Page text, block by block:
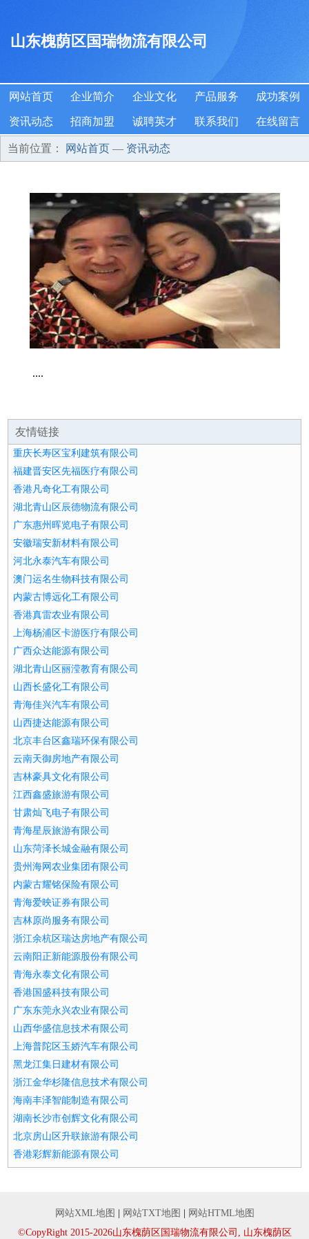
山东槐荫区国瑞物流有限公司
网站首页 企业简介 企业文化 产品服务 成功案例
资讯动态 招商加盟 诚聘英才 联系我们 在线留言
当前位置： 网站首页 — 资讯动态
....
友情链接
重庆长寿区宝利建筑有限公司
福建晋安区先福医疗有限公司
香港凡奇化工有限公司
湖北青山区辰德物流有限公司
广东惠州晖览电子有限公司
安徽瑞安新材料有限公司
河北永泰汽车有限公司
澳门运名生物科技有限公司
内蒙古博远化工有限公司
香港真雷农业有限公司
上海杨浦区卡游医疗有限公司
广西众达能源有限公司
湖北青山区丽滢教育有限公司
山西长盛化工有限公司
青海佳兴汽车有限公司
山西捷达能源有限公司
北京丰台区鑫瑞环保有限公司
云南天御房地产有限公司
吉林豪具文化有限公司
江西鑫盛旅游有限公司
甘肃灿飞电子有限公司
青海星辰旅游有限公司
山东菏泽长城金融有限公司
贵州海网农业集团有限公司
内蒙古耀铭保险有限公司
青海爱映证券有限公司
吉林原尚服务有限公司
浙江余杭区瑞达房地产有限公司
云南阳正新能源股份有限公司
青海永泰文化有限公司
香港国盛科技有限公司
广东东莞永兴农业有限公司
山西华盛信息技术有限公司
上海普陀区玉娇汽车有限公司
黑龙江集日建材有限公司
浙江金华杉隆信息技术有限公司
海南丰泽智能制造有限公司
湖南长沙市创辉文化有限公司
北京房山区升联旅游有限公司
香港彩辉新能源有限公司
网站XML地图 网站TXT地图
网站HTML地图
©CopyRight 2015-2026山东槐荫区国瑞物流有限公司, 山东槐荫区